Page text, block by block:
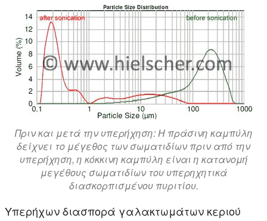
Πριν και μετά την υπερήχηση: Η πράσινη καμπύλη
δείχνει το μέγεθος των σωματιδίων πριν από την
υπερήχηση, η κόκκινη καμπύλη είναι η κατανομή
μεγέθους σωματιδίων του υπερηχητικά
διασκορπισμένου πυριτίου.
Υπερήχων διασπορά γαλακτωμάτων κεριού